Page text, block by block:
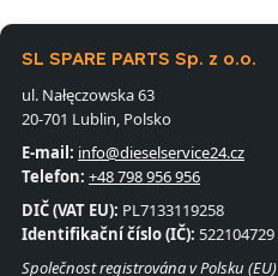
SL SPARE PARTS Sp. z o.o.
ul. Nałęczowska 63
20-701 Lublin, Polsko
E-mail: info@dieselservice24.cz
Telefon: +48 798 956 956
DIČ (VAT EU): PL7133119258
Identifikační číslo (IČ): 522104729
Společnost registrována v Polsku (EU)